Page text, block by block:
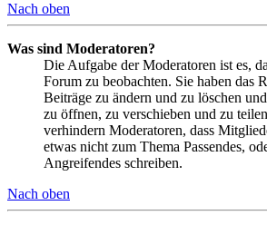
Nach oben
Was sind Moderatoren?
Die Aufgabe der Moderatoren ist es,
Forum zu beobachten. Sie haben das
Beiträge zu ändern und zu löschen
zu öffnen, zu verschieben und zu
verhindern Moderatoren, dass
etwas nicht zum Thema Passendes,
Angreifendes schreiben.
Nach oben